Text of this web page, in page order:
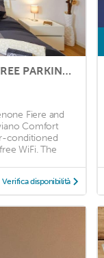
Center Aviano Comfort Suite FREE PARKING WIFI
Fiere and
Comfort
conditioned
WiFi. The
Verifica disponibilità